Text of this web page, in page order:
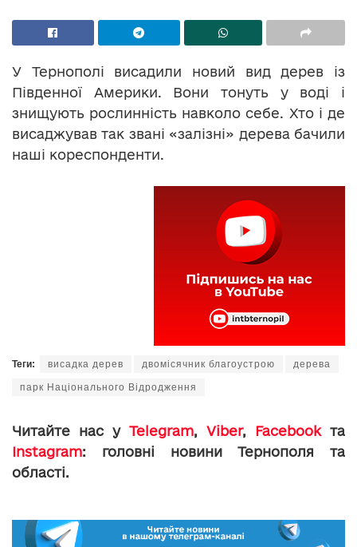
У Тернополі висадили новий вид дерев із
Південної Америки. Вони тонуть у воді і
знищують рослинність навколо себе. Хто і де
висаджував так звані «залізні» дерева бачили
наші кореспонденти.
Теги: висадка дерев двомісячник благоустрою дерева
парк Національного Відродження
Читайте нас у Telegram, Viber, Facebookта
Instagram: головні новини Тернополя та
області.